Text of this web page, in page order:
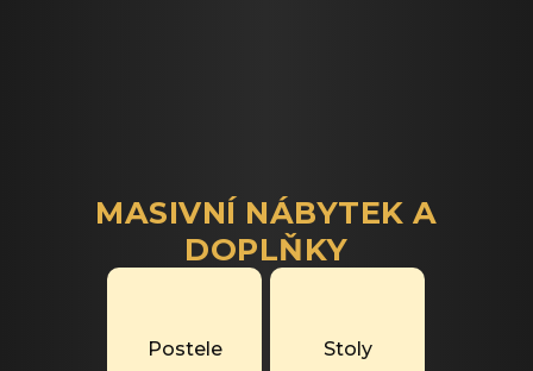
MASIVNÍ NÁBYTEK A
DOPLŇKY
Postele Stoly